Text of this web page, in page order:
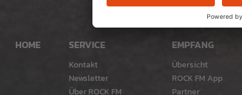
HOME SERVICE
Kontakt
Newsletter
Über ROCK FM
EMPFANG
Übersicht
ROCK FM App
Partner